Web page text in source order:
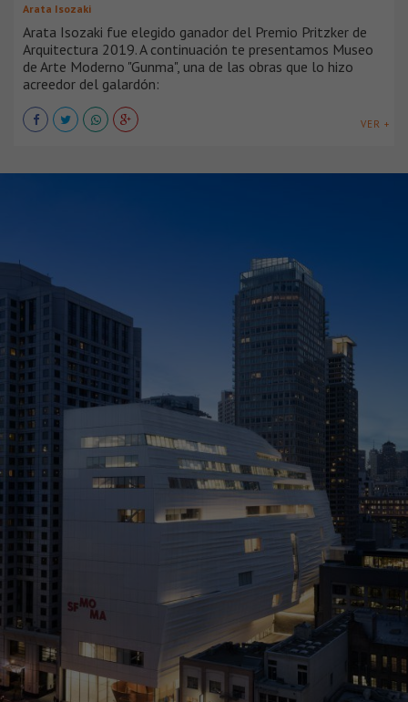
Arata Isozaki
Arata Isozaki fue elegido ganador del Premio Pritzker de
Arquitectura 2019. A continuación te presentamos Museo
de Arte Moderno "Gunma", una de las obras que lo hizo
acreedor del galardón:
VER +